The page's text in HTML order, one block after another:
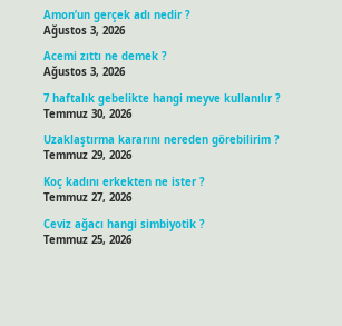
Amon’un gerçek adı nedir ?
Ağustos 3, 2026
Acemi zıttı ne demek ?
Ağustos 3, 2026
7 haftalık gebelikte hangi meyve kullanılır ?
Temmuz 30, 2026
Uzaklaştırma kararını nereden görebilirim ?
Temmuz 29, 2026
Koç kadını erkekten ne ister ?
Temmuz 27, 2026
Ceviz ağacı hangi simbiyotik ?
Temmuz 25, 2026